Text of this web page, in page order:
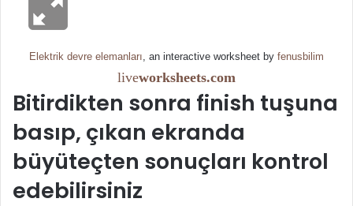
Elektrik devre elemanları , an interactive worksheet by fenusbilim
liveworksheets.com
Bitirdikten sonra finish tuşuna
basıp, çıkan ekranda
büyüteçten sonuçları kontrol
edebilirsiniz